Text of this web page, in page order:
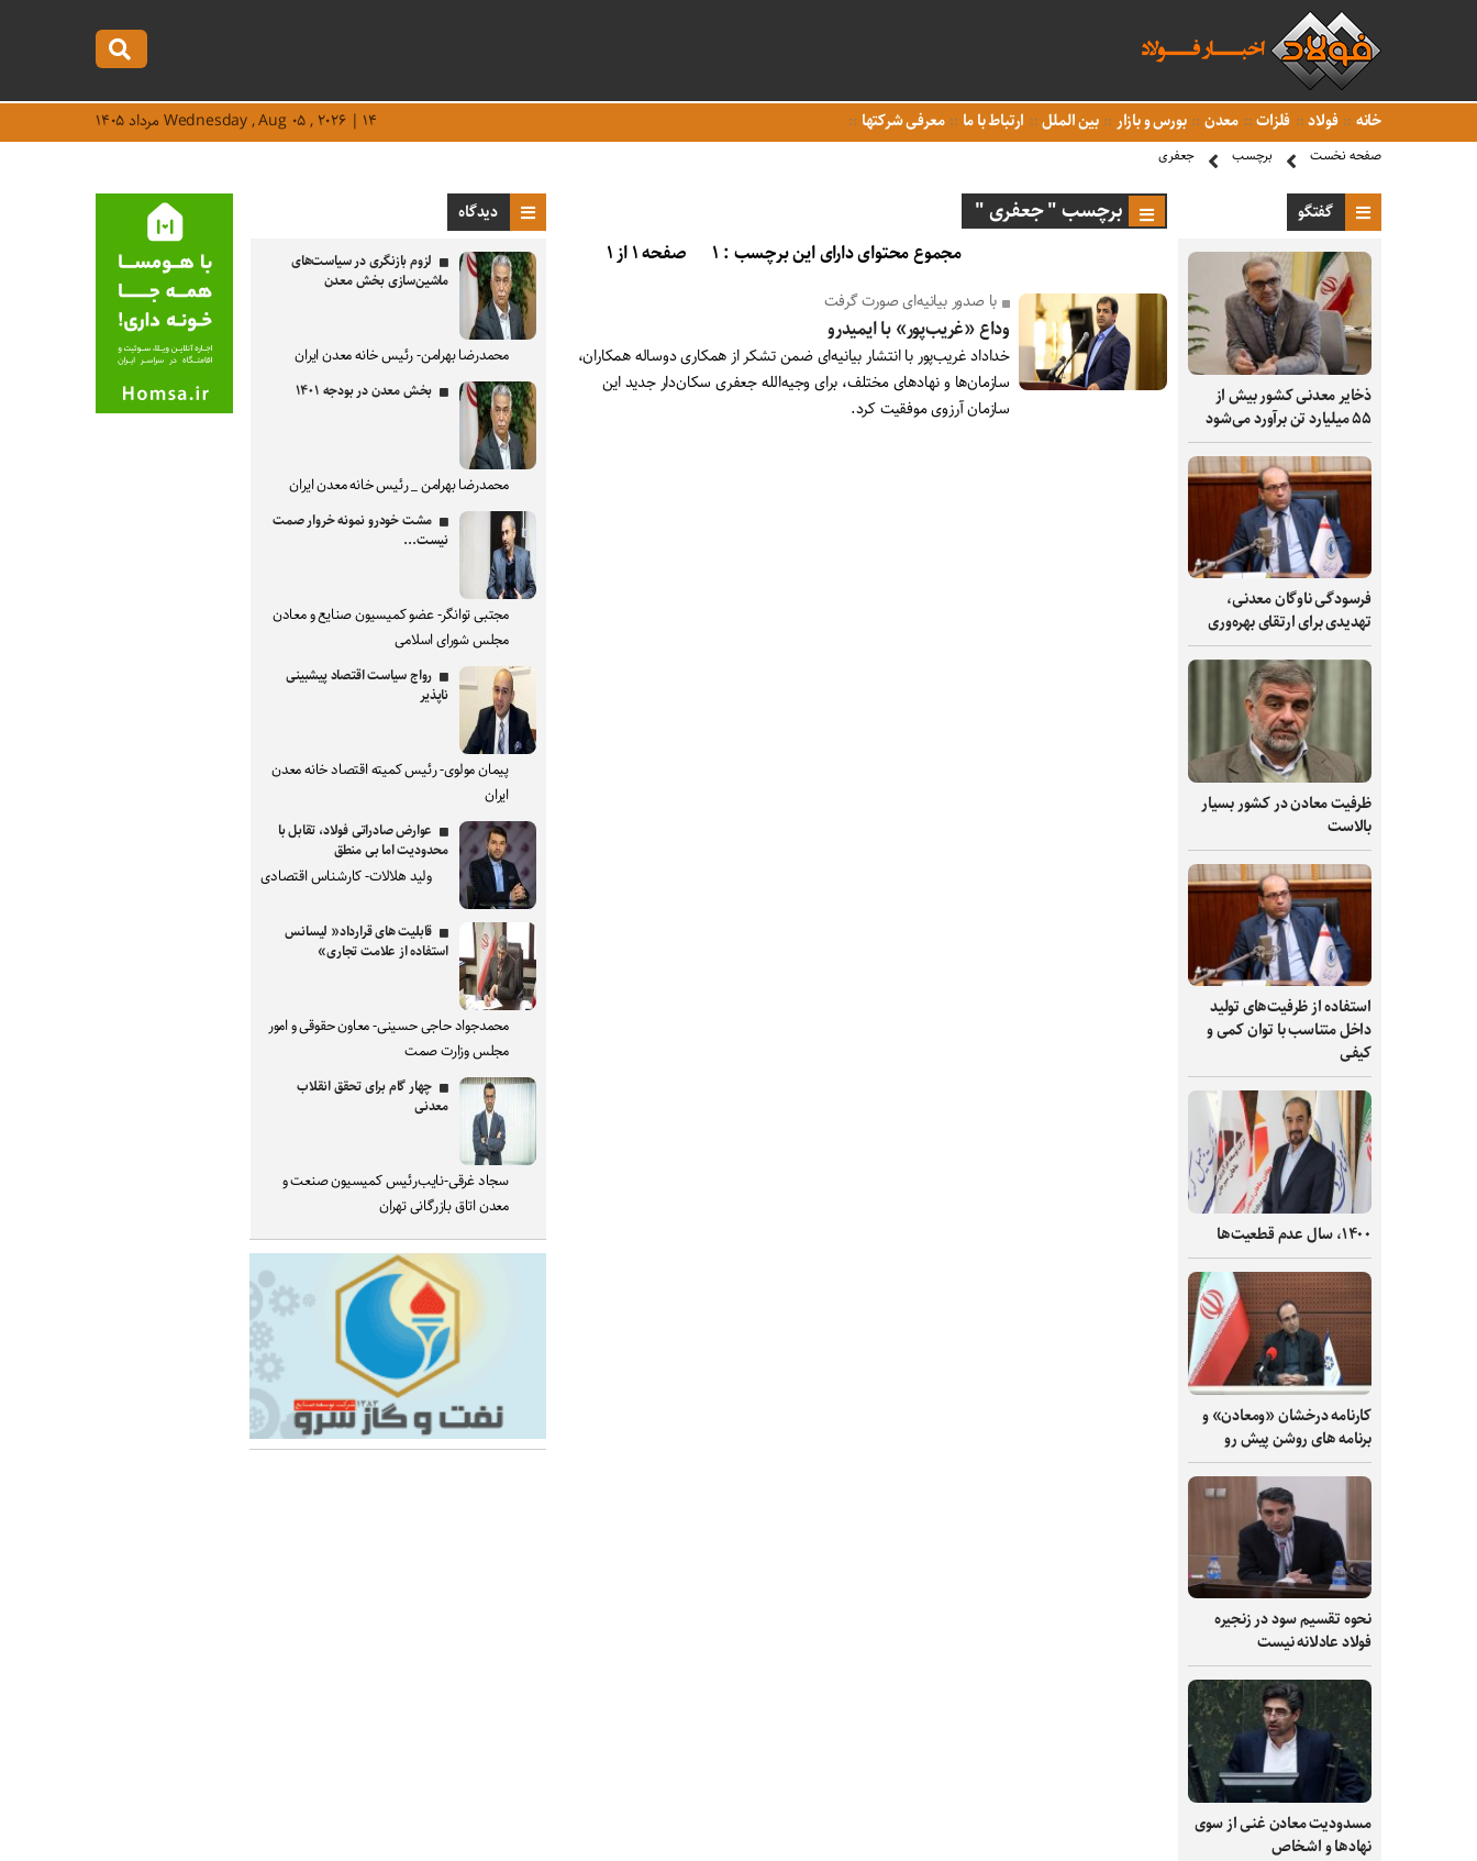
خانه فولاد فلزات معدن بورس و بازار بین الملل ارتباط با ما معرفی شرکتها Wednesday , Aug ۰۵ , ۲۰۲۶ | ۱۴ مرداد ۱۴۰۵
صفحه نخست برچسب جعفری
گفتگو
ذخایر معدنی کشور بیش از
۵۵ میلیارد تن برآورد می‌شود
فرسودگی ناوگان معدنی،
تهدیدی برای ارتقای بهره‌وری
ظرفیت‌ معادن در کشور بسیار
بالاست
استفاده از ظرفیت‌های تولید
داخل متناسب با توان کمی و
کیفی
۱۴۰۰، سال عدم قطعیت‌ها
کارنامه درخشان «ومعادن» و
برنامه های روشن پیش رو
نحوه تقسیم سود در زنجیره
فولاد عادلانه نیست
مسدودیت معادن غنی از سوی
نهادها و اشخاص
برچسب " جعفری "
مجموع محتوای دارای این برچسب : ۱ صفحه ۱ از ۱
با صدور بیانیه‌ای صورت گرفت
وداع «غریب‌پور» با ایمیدرو
خداداد غریب‌پور با انتشار بیانیه‌ای ضمن تشکر از همکاری دوساله همکاران،
سازمان‌ها و نهادهای مختلف، برای وجیه‌الله جعفری سکان‌دار جدید این
سازمان آرزوی موفقیت کرد.
دیدگاه
لزوم بازنگری در سیاست‌های
ماشین‌سازی بخش معدن
محمدرضا بهرامن- رئیس خانه معدن ایران
بخش معدن در بودجه ۱۴۰۱
محمدرضا بهرامن _ رئیس خانه معدن ایران
مشت خودرو نمونه خروار صمت
نیست...
مجتبی توانگر- عضو کمیسیون صنایع و معادن
مجلس شورای اسلامی
رواج سیاست اقتصاد پیشبینی
ناپذیر
پیمان مولوی- رئیس کمیته اقتصاد خانه معدن
ایران
عوارض صادراتی فولاد، تقابل با
محدودیت اما بی منطق
ولید هلالات- کارشناس اقتصادی
قابلیت های قرارداد« لیسانس
استفاده از علامت تجاری»
محمدجواد حاجی حسینی- معاون حقوقی و امور
مجلس وزارت صمت
چهار گام برای تحقق انقلاب
معدنی
سجاد غرقی-نایب‌رئیس کمیسیون صنعت و
معدن اتاق بازرگانی تهران